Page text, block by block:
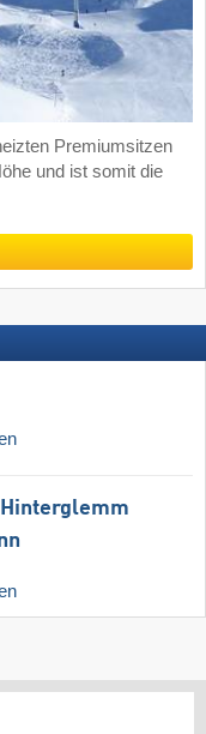
Premiumsitzen
und ist somit die